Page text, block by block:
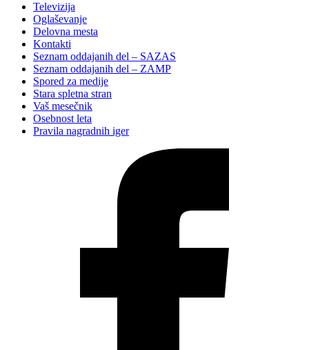
Televizija
Oglaševanje
Delovna mesta
Kontakti
Seznam oddajanih del – SAZAS
Seznam oddajanih del – ZAMP
Spored za medije
Stara spletna stran
Vaš mesečnik
Osebnost leta
Pravila nagradnih iger